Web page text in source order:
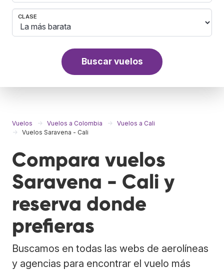
CLASE
Buscar vuelos
Vuelos Vuelos a Colombia
Vuelos a Cali
Vuelos Saravena - Cali
Compara vuelos
Saravena - Cali y
reserva donde
prefieras
Buscamos en todas las webs de aerolíneas
y agencias para encontrar el vuelo más